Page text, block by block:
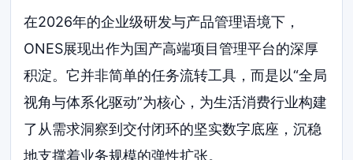
在2026年的企业级研发与产品管理语境下，
ONES展现出作为国产高端项目管理平台的深厚
积淀。它并非简单的任务流转工具，而是以“全局
视角与体系化驱动”为核心，为生活消费行业构建
了从需求洞察到交付闭环的坚实数字底座，沉稳
地支撑着业务规模的弹性扩张。